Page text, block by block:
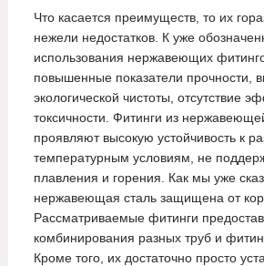
Что касается преимуществ, то их
нежели недостатков. К уже
использования нержавеющих
повышенные показатели прочности,
экологической чистоты, отсутствие
токсичности. Фитинги из
проявляют высокую устойчивость к
температурным условиям, не
плавления и горения. Как мы уже
нержавеющая сталь защищена от
Рассматриваемые фитинги
комбинирования разных труб и
Кроме того, их достаточно просто